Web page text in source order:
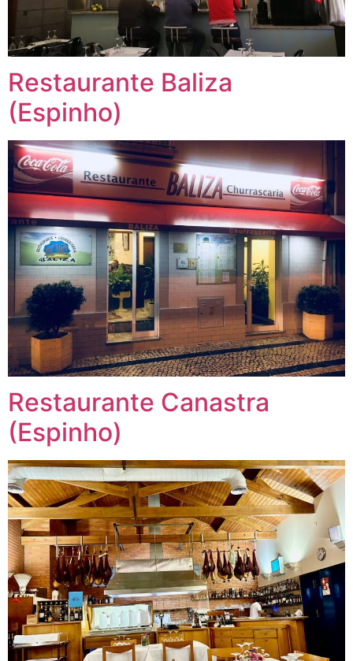
Restaurante Baliza
(Espinho)
Restaurante Canastra
(Espinho)